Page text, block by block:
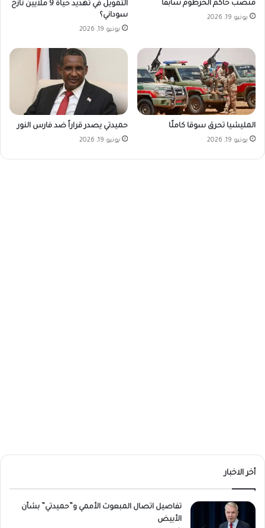
منصب حاكم الخرطوم سابقاً
يونيو 19, 2026
التمويل في تهديد حياة 9 ملايين نازح
سوداني؟
يونيو 19, 2026
المليشيا تحرق سوقا كاملًا
يونيو 19, 2026
حميدتي يصدر قراراً ضد فارس النور
يونيو 19, 2026
أخر الاخبار
تفاصيل اتصال المبعوث الأممي و”حميدتي” بشأن
الأبيض